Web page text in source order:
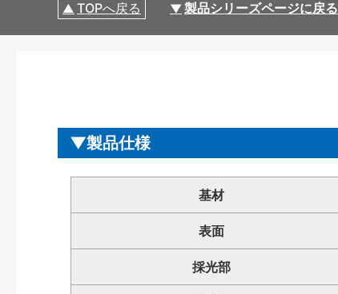
TOPへ戻る 製品シリーズページに戻る
製品仕様
基材
表面
採光部